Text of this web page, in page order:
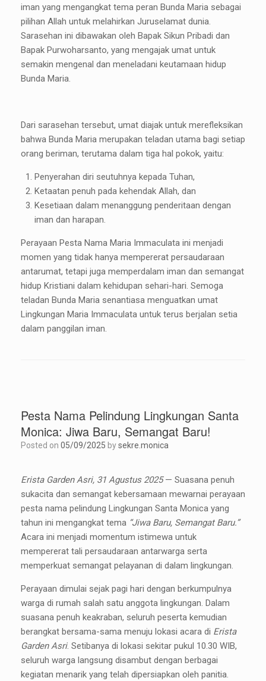
iman yang mengangkat tema peran Bunda Maria sebagai
pilihan Allah untuk melahirkan Juruselamat dunia.
Sarasehan ini dibawakan oleh Bapak Sikun Pribadi dan
Bapak Purwoharsanto, yang mengajak umat untuk
semakin mengenal dan meneladani keutamaan hidup
Bunda Maria.
Dari sarasehan tersebut, umat diajak untuk merefleksikan
bahwa Bunda Maria merupakan teladan utama bagi setiap
orang beriman, terutama dalam tiga hal pokok, yaitu:
Penyerahan diri seutuhnya kepada Tuhan,
Ketaatan penuh pada kehendak Allah, dan
Kesetiaan dalam menanggung penderitaan dengan
iman dan harapan.
Perayaan Pesta Nama Maria Immaculata ini menjadi
momen yang tidak hanya mempererat persaudaraan
antarumat, tetapi juga memperdalam iman dan semangat
hidup Kristiani dalam kehidupan sehari-hari. Semoga
teladan Bunda Maria senantiasa menguatkan umat
Lingkungan Maria Immaculata untuk terus berjalan setia
dalam panggilan iman.
Pesta Nama Pelindung Lingkungan Santa
Monica: Jiwa Baru, Semangat Baru!
Posted on 05/09/2025 bysekre.monica
Erista Garden Asri, 31 Agustus 2025— Suasana penuh
sukacita dan semangat kebersamaan mewarnai perayaan
pesta nama pelindung Lingkungan Santa Monica yang
tahun ini mengangkat tema “Jiwa Baru, Semangat Baru.”
Acara ini menjadi momentum istimewa untuk
mempererat tali persaudaraan antarwarga serta
memperkuat semangat pelayanan di dalam lingkungan.
Perayaan dimulai sejak pagi hari dengan berkumpulnya
warga di rumah salah satu anggota lingkungan. Dalam
suasana penuh keakraban, seluruh peserta kemudian
berangkat bersama-sama menuju lokasi acara di Erista
Garden Asri. Setibanya di lokasi sekitar pukul 10.30 WIB,
seluruh warga langsung disambut dengan berbagai
kegiatan menarik yang telah dipersiapkan oleh panitia.